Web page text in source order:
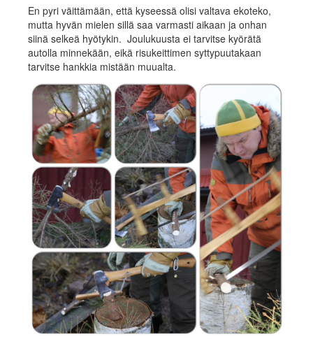
En pyri väittämään, että kyseessä olisi valtava ekoteko,
mutta hyvän mielen sillä saa varmasti aikaan ja onhan
siinä selkeä hyötykin. Joulukuusta ei tarvitse kyörätä
autolla minnekään, eikä risukeittimen syttypuutakaan
tarvitse hankkia mistään muualta.